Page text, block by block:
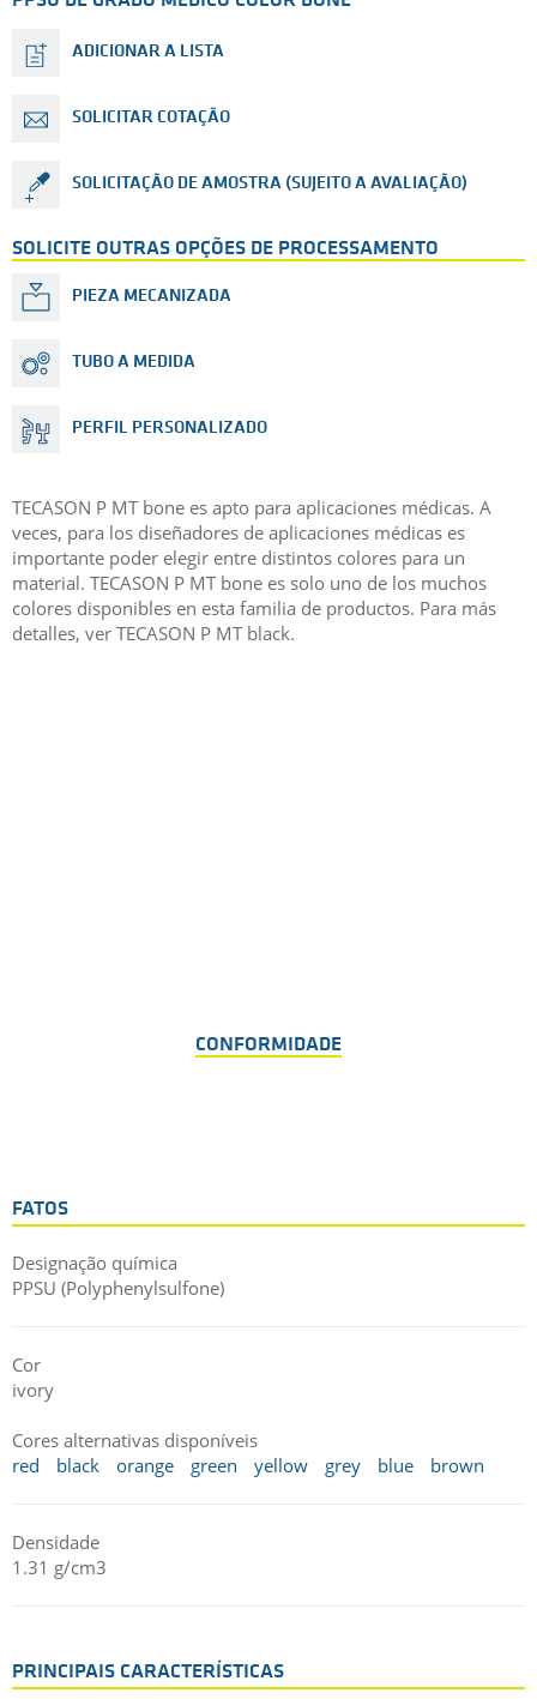
ADICIONAR A LISTA
SOLICITAR COTAÇÃO
SOLICITAÇÃO DE AMOSTRA (SUJEITO A AVALIAÇÃO)
SOLICITE OUTRAS OPÇÕES DE PROCESSAMENTO
PIEZA MECANIZADA
TUBO A MEDIDA
PERFIL PERSONALIZADO
TECASON P MT bone es apto para aplicaciones médicas. A
veces, para los diseñadores de aplicaciones médicas es
importante poder elegir entre distintos colores para un
material. TECASON P MT bone es solo uno de los muchos
colores disponibles en esta familia de productos. Para más
detalles, ver TECASON P MT black.
CONFORMIDADE
FATOS
Designação química
PPSU (Polyphenylsulfone)
Cor
ivory
Cores alternativas disponíveis
red
black orange green yellow grey blue brown
Densidade
1.31 g/cm3
PRINCIPAIS CARACTERÍSTICAS